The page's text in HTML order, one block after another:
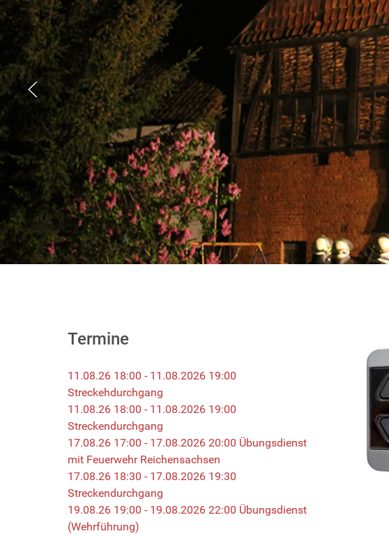
Termine
11.08.26 18:00 - 11.08.2026 19:00
Streckehdurchgang
11.08.26 18:00 - 11.08.2026 19:00
Streckendurchgang
17.08.26 17:00 - 17.08.2026 20:00 Übungsdienst
mit Feuerwehr Reichensachsen
17.08.26 18:30 - 17.08.2026 19:30
Streckendurchgang
19.08.26 19:00 - 19.08.2026 22:00 Übungsdienst
(Wehrführung)